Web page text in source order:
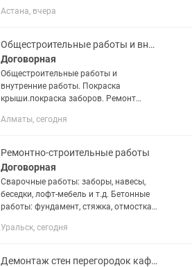
●Георешетка +Усиление грунта Для
парковок, подъездных дорог, склонов
+Долгий срок службы...
Астана, вчера
Общестроительные работы и внутренние работы
Договорная
Общестроительные работы и
внутренние работы. Покраска
крыши.покраска заборов. Ремонт
утепление стен. Потолков. Сантехника.
.Фасадные...
Алматы, сегодня
Ремонтно-строительные работы
Договорная
Сварочные работы: заборы, навесы,
беседки, лофт-мебель и т.д. Бетонные
работы: фундамент, стяжка, отмостка и
шпаклевка, обои, малярные работы и...
Уральск, сегодня
Демонтаж стен перегородок кафеля стяжки подготовка к ремонту вывоз мусора